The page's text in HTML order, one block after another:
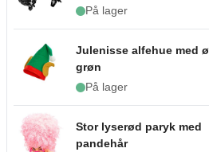
På lager
Julenisse alfehue med
grøn
På lager
Stor lyserød paryk med
pandehår